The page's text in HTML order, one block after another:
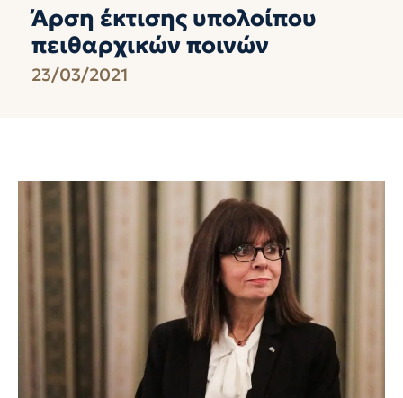
Άρση έκτισης υπολοίπου
πειθαρχικών ποινών
23/03/2021